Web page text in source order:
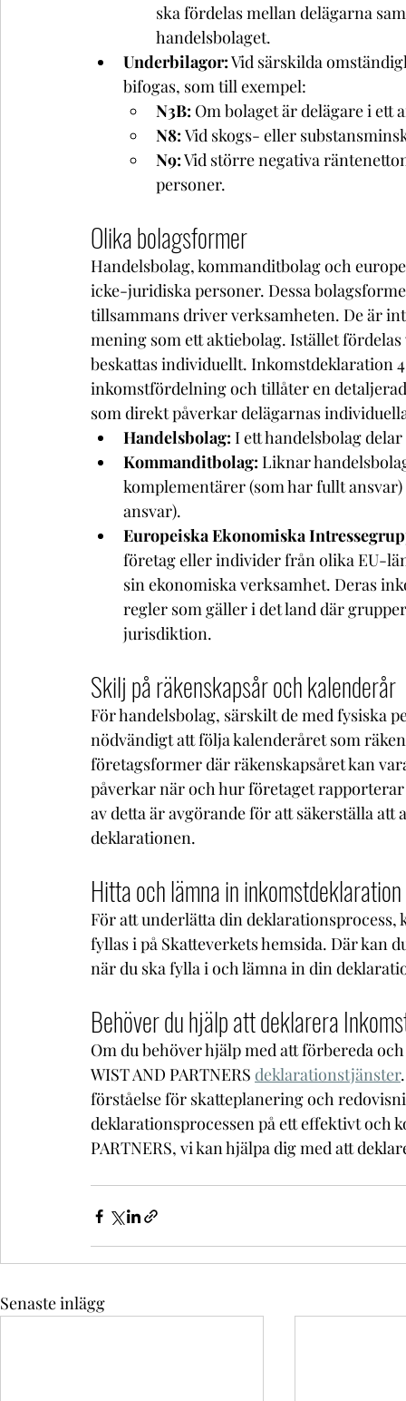
ska fördelas mellan delägarna
handelsbolaget.
Underbilagor: Vid särskilda
bifogas, som till exempel:
N3B: Om bolaget är delägare i ett
N8: Vid skogs- eller
N9: Vid större negativa
personer.
Olika bolagsformer
Handelsbolag, kommanditbolag och
icke-juridiska personer. Dessa
tillsammans driver verksamheten. De är
mening som ett aktiebolag. Istället
beskattas individuellt. Inkomstdeklaration
inkomstfördelning och tillåter en
som direkt påverkar delägarnas
Handelsbolag: I ett handelsbolag
Kommanditbolag: Liknar
komplementärer (som har fullt
ansvar).
Europeiska Ekonomiska
företag eller individer från olika EU-
sin ekonomiska verksamhet. Deras
regler som gäller i det land där
jurisdiktion.
Skilj på räkenskapsår och kalenderår
För handelsbolag, särskilt de med fysiska
nödvändigt att följa kalenderåret som
företagsformer där räkenskapsåret kan
påverkar när och hur företaget
av detta är avgörande för att säkerställa
deklarationen.
Hitta och lämna in
För att underlätta din
fyllas i på Skatteverkets hemsida. Där
när du ska fylla i och lämna in din
Behöver du hjälp att deklarera
Om du behöver hjälp med att förbereda
WIST AND PARTNERS deklarationstjänster
förståelse för skatteplanering och
deklarationsprocessen på ett effektivt och
PARTNERS, vi kan hjälpa dig med att
Senaste inlägg